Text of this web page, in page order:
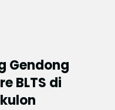
Gendong
BLTS di